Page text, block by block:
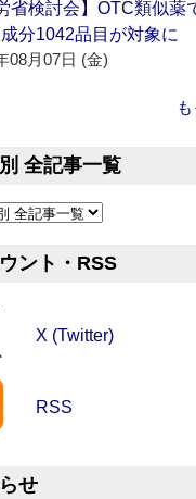
省検討会】OTC類似薬
成分1042品目が対象に
08月07日 (金)
全記事一覧
ント・RSS
X (Twitter)
RSS
せ